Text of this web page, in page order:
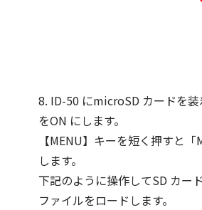
8. ID-50 にmicroSD カードを
をON にします。
【MENU】キーを短く押すと
します。
下記のように操作してSD カー
ファイルをロードします。